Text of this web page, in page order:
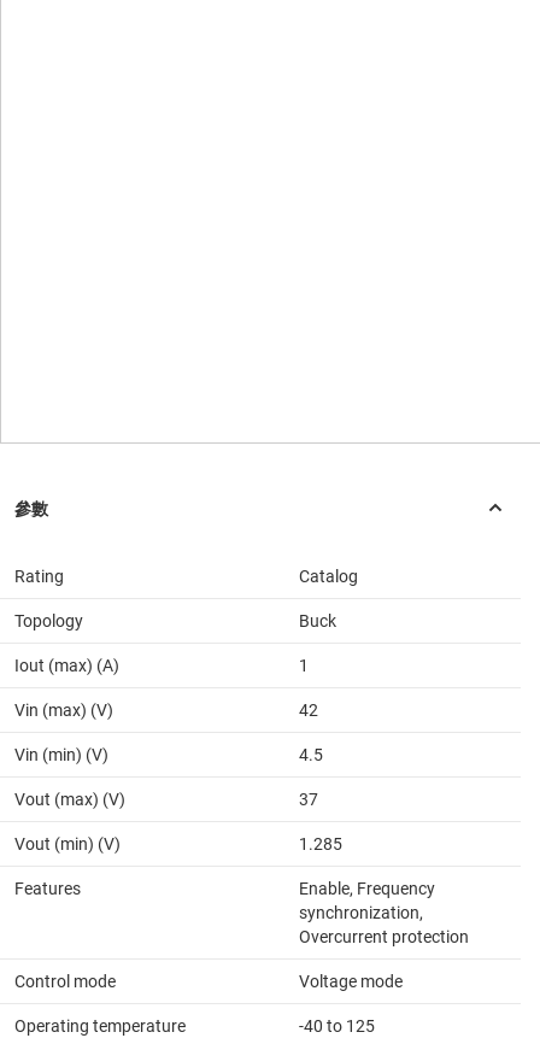
Rating Catalog
Topology Buck
Iout (max) (A) 1
Vin (max) (V) 42
Vin (min) (V) 4.5
Vout (max) (V) 37
Vout (min) (V) 1.285
Features
Enable, Frequency
synchronization,
Overcurrent protection
Control mode Voltage mode
Operating temperature
-40 to 125